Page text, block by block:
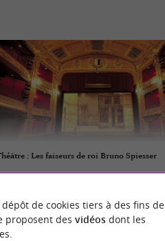
: Les faiseurs de roi Bruno Spiesser
Argelès-Gazost
de cookies tiers à des fins de
proposent des vidéosdont les